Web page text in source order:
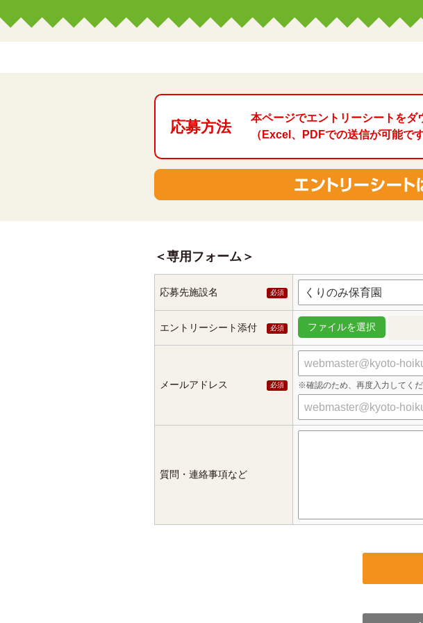
応募方法
本ページでエントリーシートをダ
（Excel、PDFでの送信が可能で
専用フォーム
応募先施設名
エントリーシート添付
メールアドレス 確認のため、再度入力してく
質問・連絡事項など